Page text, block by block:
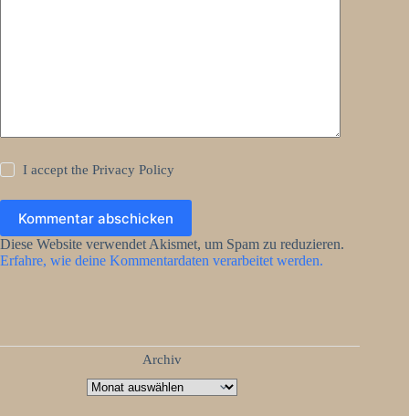
I accept thePrivacy Policy
Kommentar abschicken
Diese Website verwendet Akismet, um Spam zu reduzieren.
Erfahre, wie deine Kommentardaten verarbeitet werden.
Archiv